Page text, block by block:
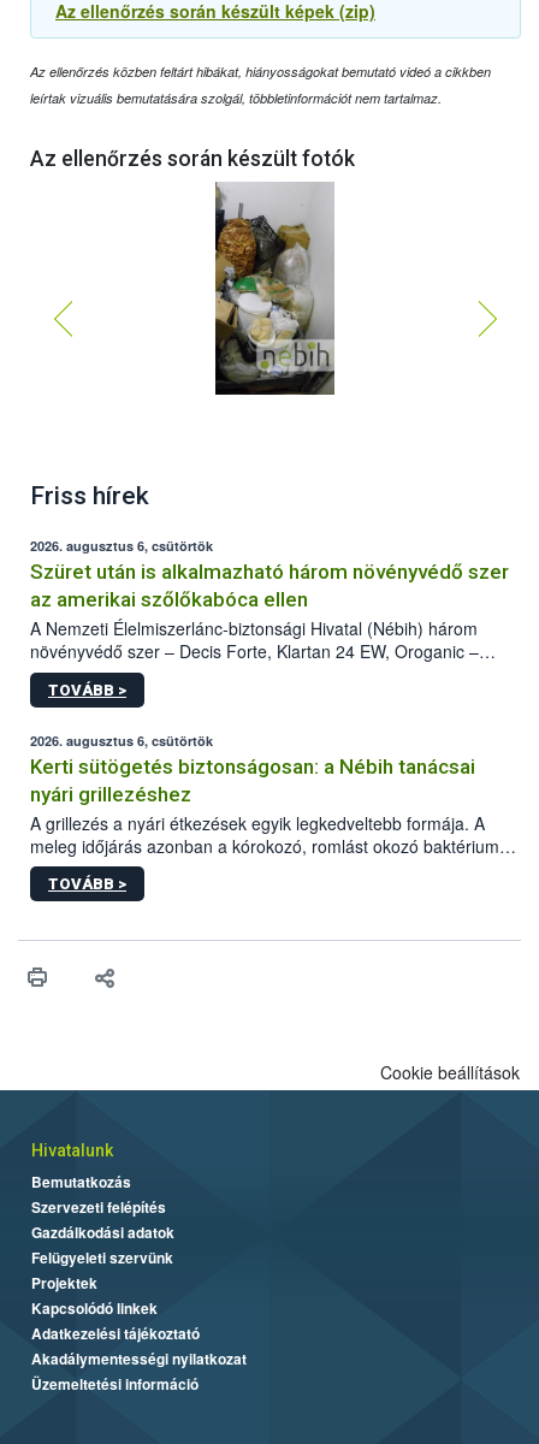
Az ellenőrzés során készült képek (zip)
Az ellenőrzés közben feltárt hibákat, hiányosságokat bemutató videó a cikkben
leírtak vizuális bemutatására szolgál, többletinformációt nem tartalmaz.
Az ellenőrzés során készült fotók
Friss hírek
2026. augusztus 6, csütörtök
Szüret után is alkalmazható három növényvédő szer
az amerikai szőlőkabóca ellen
A Nemzeti Élelmiszerlánc-biztonsági Hivatal (Nébih) három
növényvédő szer – Decis Forte, Klartan 24 EW, Oroganic –
engedélyokiratát módosította, így azok a szüretet követően,
egészen a vesszőérettség (BBCH 91) stádiumáig
érésű szőlőkben is legyen lehetőség a károsító elleni további
védekezésre. Az Oroganic készítmény kis kiszerelésben kiskerti
felhasználók számára is elérhető és ökológiai termesztésben is
engedélyezett.
TOVÁBB >
2026. augusztus 6, csütörtök
Kerti sütögetés biztonságosan: a Nébih tanácsai
nyári grillezéshez
A grillezés a nyári étkezések egyik legkedveltebb formája. A
meleg időjárás azonban a kórokozó, romlást okozó baktériumok
gyorsabb szaporodásának is kedvez. A szabadtéri sütögetés
ezért nem csupán a megfelelő sütési technikáról szól: legalább
higiéniai szabályok betartása, a megfelelő hőkezelés, valamint a
biztonsági Hivatal (Nébih) Oktatási Programja összegyűjtötte a
TOVÁBB >
Cookie beállítások
Hivatalunk
Bemutatkozás
Szervezeti felépítés
Gazdálkodási adatok
Felügyeleti szervünk
Projektek
Kapcsolódó linkek
Adatkezelési tájékoztató
Akadálymentességi nyilatkozat
Üzemeltetési információ